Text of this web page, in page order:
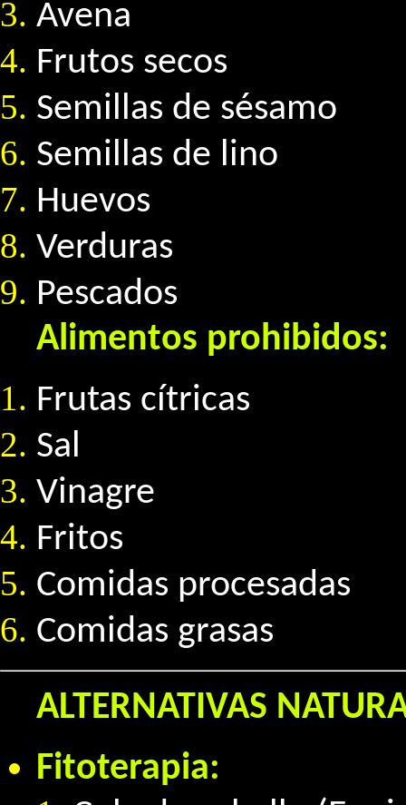
Avena
Frutos secos
Semillas de sésamo
Semillas de lino
Huevos
Verduras
Pescados
Alimentos prohibidos:
Frutas cítricas
Sal
Vinagre
Fritos
Comidas procesadas
Comidas grasas
ALTERNATIVAS
Fitoterapia: